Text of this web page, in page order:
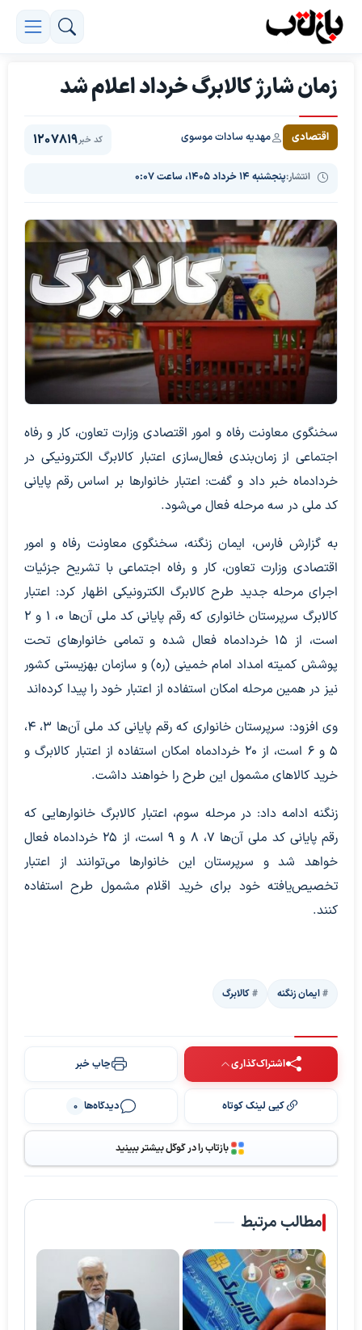
زمان شارژ کالابرگ خرداد اعلام شد
اقتصادی مهدیه سادات موسوی
انتشار:پنجشنبه ۱۴ خرداد ۱۴۰۵، ساعت ۰:۰۷
کد خبر1207819
سخنگوی معاونت رفاه و امور اقتصادی وزارت تعاون، کار و رفاه
اجتماعی از زمان‌بندی فعال‌سازی اعتبار کالابرگ الکترونیکی در
خردادماه خبر داد و گفت: اعتبار خانوارها بر اساس رقم پایانی
کد ملی در سه مرحله فعال می‌شود.
به گزارش فارس، ایمان زنگنه، سخنگوی معاونت رفاه و امور
اقتصادی وزارت تعاون، کار و رفاه اجتماعی با تشریح جزئیات
اجرای مرحله جدید طرح کالابرگ الکترونیکی اظهار کرد: اعتبار
کالابرگ سرپرستان خانواری که رقم پایانی کد ملی آن‌ها ۰، ۱ و ۲
است، از ۱۵ خردادماه فعال شده و تمامی خانوارهای تحت
پوشش کمیته امداد امام خمینی (ره) و سازمان بهزیستی کشور
نیز در همین مرحله امکان استفاده از اعتبار خود را پیدا کرده‌اند
وی افزود: سرپرستان خانواری که رقم پایانی کد ملی آن‌ها ۳، ۴،
۵ و ۶ است، از ۲۰ خردادماه امکان استفاده از اعتبار کالابرگ و
خرید کالاهای مشمول این طرح را خواهند داشت.
زنگنه ادامه داد: در مرحله سوم، اعتبار کالابرگ خانوارهایی که
رقم پایانی کد ملی آن‌ها ۷، ۸ و ۹ است، از ۲۵ خردادماه فعال
خواهد شد و سرپرستان این خانوارها می‌توانند از اعتبار
تخصیص‌یافته خود برای خرید اقلام مشمول طرح استفاده
کنند.
ایمان زنگنه کالابرگ
اشتراک‌گذاری چاپ خبر
کپی لینک کوتاه دیدگاه‌ها 0
بازتاب را در گوگل بیشتر ببینید
مطالب مرتبط